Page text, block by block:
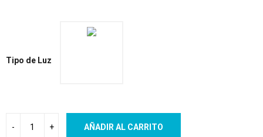
Tipo de Luz
AÑADIR AL CARRITO